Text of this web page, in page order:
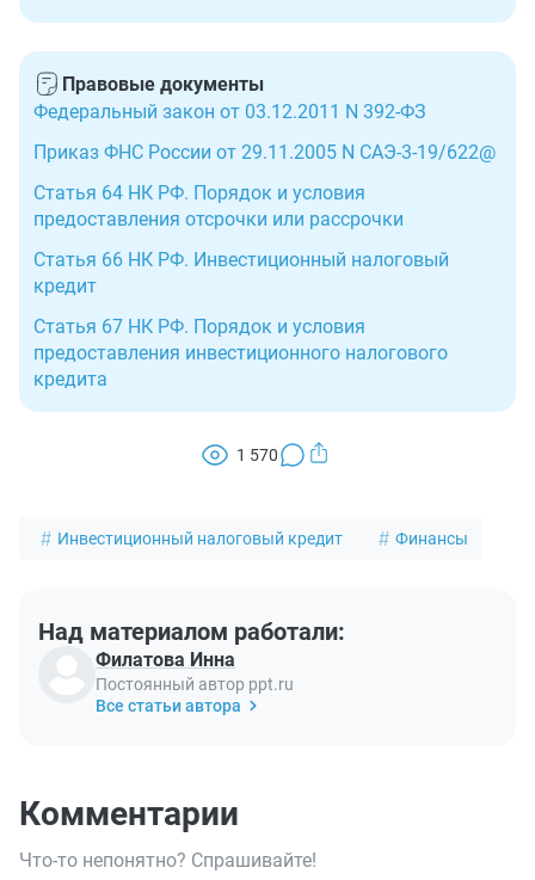
Правовые документы
Федеральный закон от 03.12.2011 N 392-ФЗ
Приказ ФНС России от 29.11.2005 N САЭ-3-19/622@
Статья 64 НК РФ. Порядок и условия
предоставления отсрочки или рассрочки
Статья 66 НК РФ. Инвестиционный налоговый
кредит
Статья 67 НК РФ. Порядок и условия
предоставления инвестиционного налогового
кредита
1 570
Инвестиционный налоговый кредит Финансы
Над материалом работали:
Филатова Инна
Постоянный автор ppt.ru
Все статьи автора
Комментарии
Что-то непонятно? Спрашивайте!